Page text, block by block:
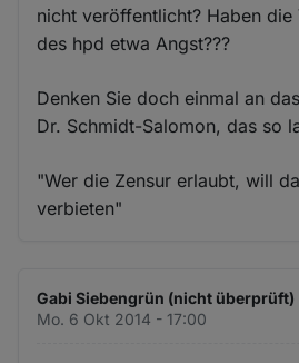
nicht veröffentlicht? Haben die
des hpd etwa Angst???
Denken Sie doch einmal an
Dr. Schmidt-Salomon, das so
"Wer die Zensur erlaubt, will
verbieten"
Gabi Siebengrün (nicht überprüft)
Mo. 6 Okt 2014 - 17:00